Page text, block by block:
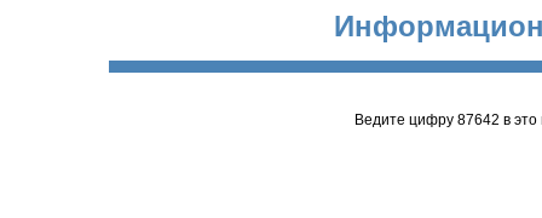
Ведите цифру 87642 в